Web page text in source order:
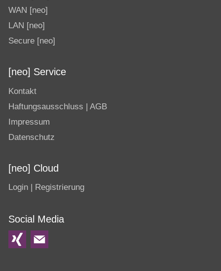
WAN [neo]
LAN [neo]
Secure [neo]
[neo] Service
Kontakt
Haftungsausschluss | AGB
Impressum
Datenschutz
[neo] Cloud
Login | Registrierung
Social Media